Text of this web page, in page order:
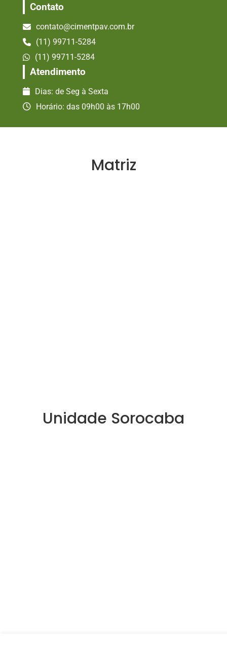
Contato
contato@cimentpav.com.br
(11) 99711-5284
(11) 99711-5284
Atendimento
Dias: de Seg à Sexta
Horário: das 09h00 às 17h00
Matriz
Unidade Sorocaba